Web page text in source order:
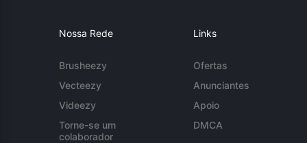
Nossa Rede
Brusheezy
Vecteezy
Videezy
Torne-se um
colaborador
Links
Ofertas
Anunciantes
Apoio
DMCA